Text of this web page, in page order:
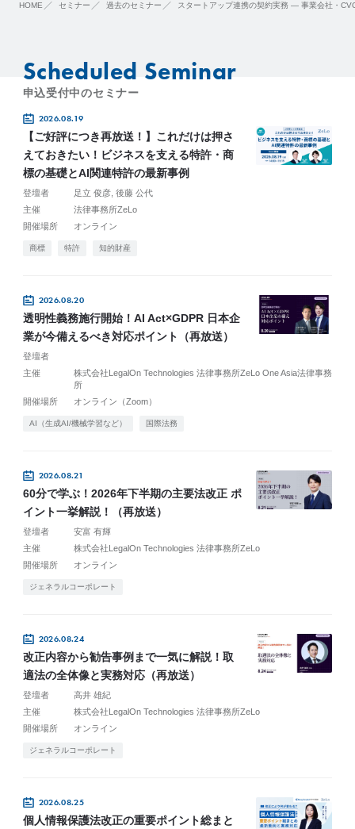
HOME セミナー 過去のセミナー スタートアップ連携の契約実務 ― 事業会社・
Scheduled Seminar
申込受付中のセミナー
2026.08.19
【ご好評につき再放送！】これだけは押さ
えておきたい！ビジネスを支える特許・商
標の基礎とAI関連特許の最新事例
登壇者 足立 俊彦 後藤 公代
主催
法律事務所ZeLo
開催場所
オンライン
商標 特許 知的財産
2026.08.20
透明性義務施行開始！AI Act×GDPR 日本企
業が今備えるべき対応ポイント（再放送）
登壇者
主催
株式会社LegalOn Technologies 法律事務所ZeLo One Asia法律事務
所
開催場所
オンライン（Zoom）
AI（生成AI/機械学習など） 国際法務
2026.08.21
60分で学ぶ！2026年下半期の主要法改正 ポ
イント一挙解説！（再放送）
登壇者
安富 有輝
主催
株式会社LegalOn Technologies 法律事務所ZeLo
開催場所
オンライン
ジェネラルコーポレート
2026.08.24
改正内容から勧告事例まで一気に解説！取
適法の全体像と実務対応（再放送）
登壇者
高井 雄紀
主催
株式会社LegalOn Technologies 法律事務所ZeLo
開催場所
オンライン
ジェネラルコーポレート
2026.08.25
個人情報保護法改正の重要ポイント総まと